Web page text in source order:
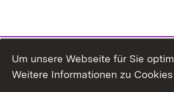
Um unsere Webseite für Sie
Weitere Informationen zu